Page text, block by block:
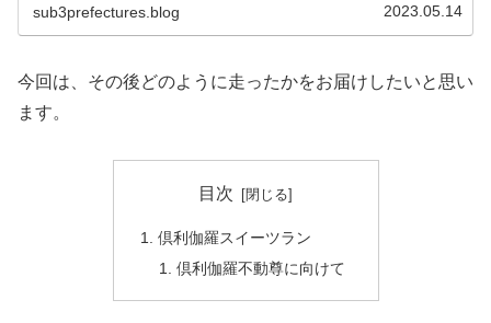
sub3prefectures.blog 2023.05.14
今回は、その後どのように走ったかをお届けしたいと思い
ます。
目次
倶利伽羅スイーツラン
倶利伽羅不動尊に向けて